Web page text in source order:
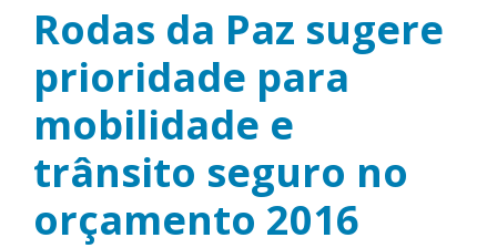
Rodas da Paz sugere
prioridade para
mobilidade e
trânsito seguro no
orçamento 2016